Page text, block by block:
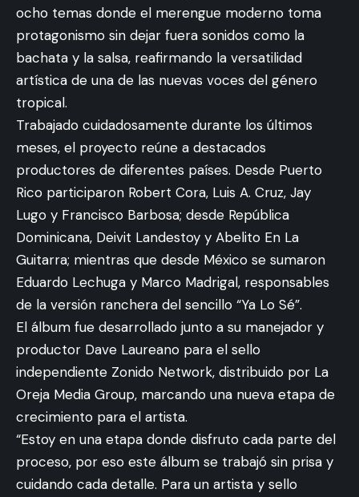
ocho temas donde el merengue moderno toma
protagonismo sin dejar fuera sonidos como la
bachata y la salsa, reafirmando la versatilidad
artística de una de las nuevas voces del género
tropical.
Trabajado cuidadosamente durante los últimos
meses, el proyecto reúne a destacados
productores de diferentes países. Desde Puerto
Rico participaron Robert Cora, Luis A. Cruz, Jay
Lugo y Francisco Barbosa; desde República
Dominicana, Deivit Landestoy y Abelito En La
Guitarra; mientras que desde México se sumaron
Eduardo Lechuga y Marco Madrigal, responsables
de la versión ranchera del sencillo “Ya Lo Sé”.
El álbum fue desarrollado junto a su manejador y
productor Dave Laureano para el sello
independiente Zonido Network, distribuido por La
Oreja Media Group, marcando una nueva etapa de
crecimiento para el artista.
“Estoy en una etapa donde disfruto cada parte del
proceso, por eso este álbum se trabajó sin prisa y
cuidando cada detalle. Para un artista y sello